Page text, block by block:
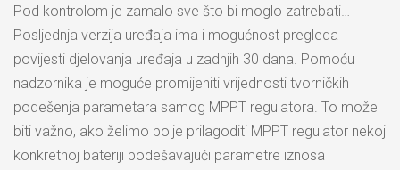
Pod kontrolom je zamalo sve što bi moglo zatrebati…
Posljednja verzija uređaja ima i mogućnost pregleda
povijesti djelovanja uređaja u zadnjih 30 dana. Pomoću
nadzornika je moguće promijeniti vrijednosti tvorničkih
podešenja parametara samog MPPT regulatora. To može
biti važno, ako želimo bolje prilagoditi MPPT regulator nekoj
konkretnoj bateriji podešavajući parametre iznosa